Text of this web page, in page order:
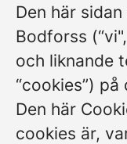
Den här
Bodforss
och liknande
“cookies”)
Den här
cookies är,